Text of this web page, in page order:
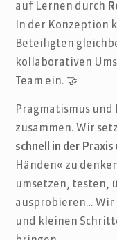
auf Lernen durch
In der Konzeption
Beteiligten
kollaborativen
Team ein. 🤝
Pragmatismus
zusammen. Wir
schnell in der Praxis
Händen« zu
umsetzen, testen,
ausprobieren… Wir
und kleinen